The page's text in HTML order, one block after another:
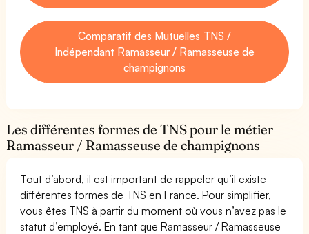
Comparatif des Mutuelles TNS /
Indépendant Ramasseur / Ramasseuse de
champignons
Les différentes formes de TNS pour le métier
Ramasseur / Ramasseuse de champignons
Tout d’abord, il est important de rappeler qu’il existe
différentes formes de TNS en France. Pour simplifier,
vous êtes TNS à partir du moment où vous n’avez pas le
statut d’employé. En tant que Ramasseur / Ramasseuse